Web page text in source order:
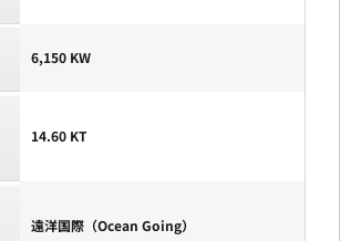
6,150 KW
14.60 KT
遠洋国際（Ocean Going）